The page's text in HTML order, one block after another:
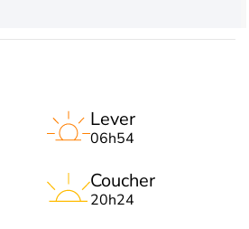
Lever
06h54
Coucher
20h24